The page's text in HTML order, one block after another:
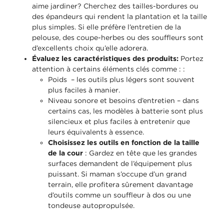
aime jardiner? Cherchez des tailles-bordures ou
des épandeurs qui rendent la plantation et la taille
plus simples. Si elle préfère l’entretien de la
pelouse, des coupe-herbes ou des souffleurs sont
d’excellents choix qu’elle adorera.
Évaluez les caractéristiques des produits: Portez
attention à certains éléments clés comme : :
Poids – les outils plus légers sont souvent
plus faciles à manier.
Niveau sonore et besoins d’entretien – dans
certains cas, les modèles à batterie sont plus
silencieux et plus faciles à entretenir que
leurs équivalents à essence.
Choisissez les outils en fonction de la taille
de la cour : Gardez en tête que les grandes
surfaces demandent de l’équipement plus
puissant. Si maman s’occupe d’un grand
terrain, elle profitera sûrement davantage
d’outils comme un souffleur à dos ou une
tondeuse autopropulsée.